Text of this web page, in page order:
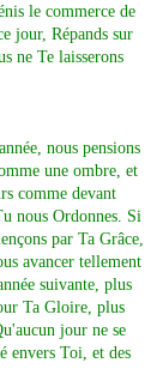
le commerce de
jour, Répands sur
ne Te laisserons
nous pensions
une ombre, et
comme devant
nous Ordonnes. Si
par Ta Grâce,
avancer tellement
suivante, plus
Ta Gloire, plus
jour ne se
envers Toi, et des